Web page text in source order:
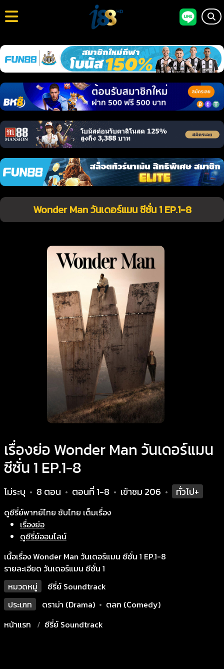
Wonder Man วันเดอร์แมน ซีซั่น 1 EP.1-8
เรื่องย่อ Wonder Man วันเดอร์แมน
ซีซั่น 1 EP.1-8
ไม่ระบุ • 8 ตอน • ตอนที่ 1-8 • เข้าชม 206 • ทั่วไป+
ดูซีรี่ย์พากย์ไทย ซับไทย เต็มเรื่อง
เรื่องย่อ
ดูซีรี่ย์ออนไลน์
เนื้อเรื่อง Wonder Man วันเดอร์แมน ซีซั่น 1 EP.1-8
รายละเอียด วันเดอร์แมน ซีซั่น 1
หมวดหมู่
ซีรี่ย์ Soundtrack
ประเภท
ดราม่า (Drama) • ตลก (Comedy)
หน้าแรก
ซีรี่ย์ Soundtrack